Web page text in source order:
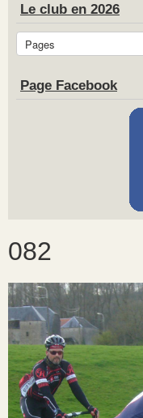
Le club en 2026
Page Facebook
082